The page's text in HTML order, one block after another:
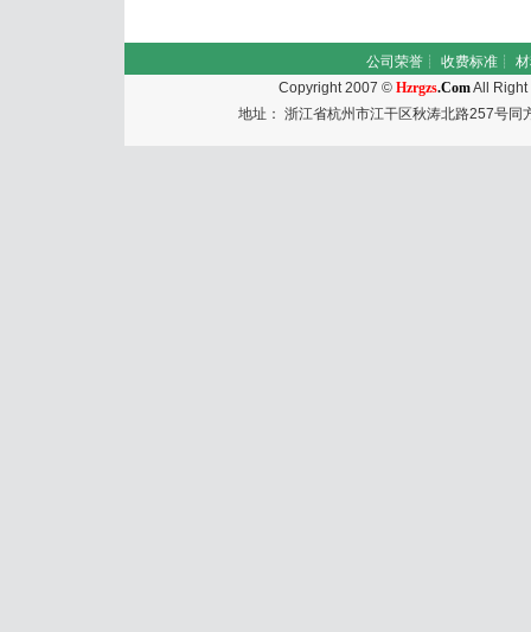
公司荣誉┊ 收费标准┊
Copyright 2007 © Hzrgzs.ComAll
地址： 浙江省杭州市江干区秋涛北路257号